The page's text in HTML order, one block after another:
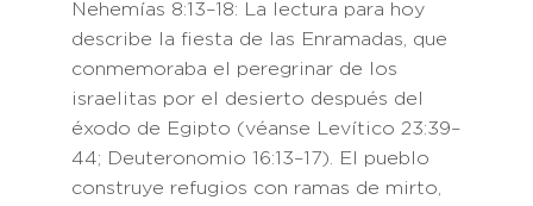
Nehemías 8:13–18: La lectura para hoy
describe la fiesta de las Enramadas, que
conmemoraba el peregrinar de los
israelitas por el desierto después del
éxodo de Egipto (véanse Levítico 23:39–
44; Deuteronomio 16:13–17). El pueblo
construye refugios con ramas de mirto,